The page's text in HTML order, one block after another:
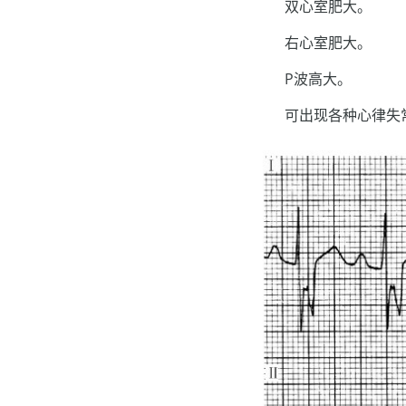
双心室肥大。
右心室肥大。
P波高大。
可出现各种心律失